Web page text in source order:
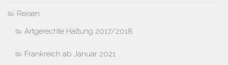
Reisen
Artgerechte Haltung 2017/2018
Frankreich ab Januar 2021